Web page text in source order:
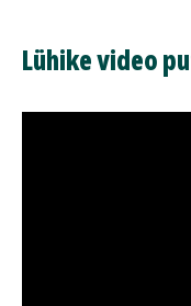
Lühike video